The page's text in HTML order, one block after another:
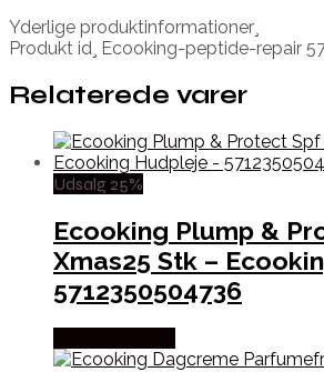
Yderlige produktinformationer¸
Produkt id¸ Ecooking-peptide-repair
Relaterede varer
Udsalg 25%
Ecooking Plump &
Xmas25 Stk –
5712350504736